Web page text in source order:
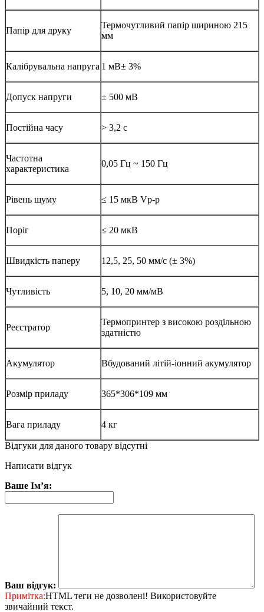
Папір для друку
Термочутливий папір шириною 215
мм
Калібрувальна напруга 1 мВ± 3%
Допуск напруги ± 500 мВ
Постійна часу > 3,2 с
Частотна
характеристика
0,05 Гц ~ 150 Гц
Рівень шуму ≤ 15 мкВ Vp-p
Поріг ≤ 20 мкВ
Швидкість паперу 12,5, 25, 50 мм/с (± 3%)
Чутливість 5, 10, 20 мм/мВ
Реєстратор
Термопринтер з високою роздільною
здатністю
Акумулятор Вбудований літій-іонний акумулятор
Розмір приладу 365*306*109 мм
Вага приладу 4 кг
Відгуки для даного товару відсутні
Написати відгук
Ваше Ім’я:
Ваш відгук:
Примітка:HTML теги не дозволені! Використовуйте
звичайний текст.